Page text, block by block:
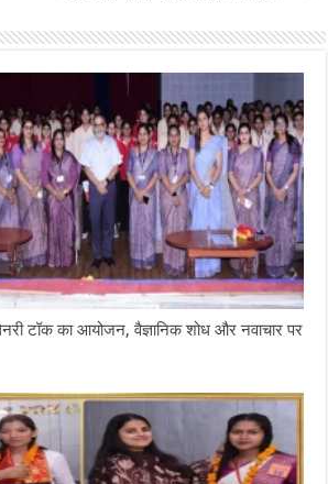
टॉक का आयोजन, वैज्ञानिक शोध और नवाचार पर